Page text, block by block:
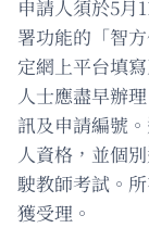
申請人須於5月
署功能的「智
定網上平台填
人士應盡早辦
訊及申請編號
人資格，並個
駛教師考試。
獲受理。